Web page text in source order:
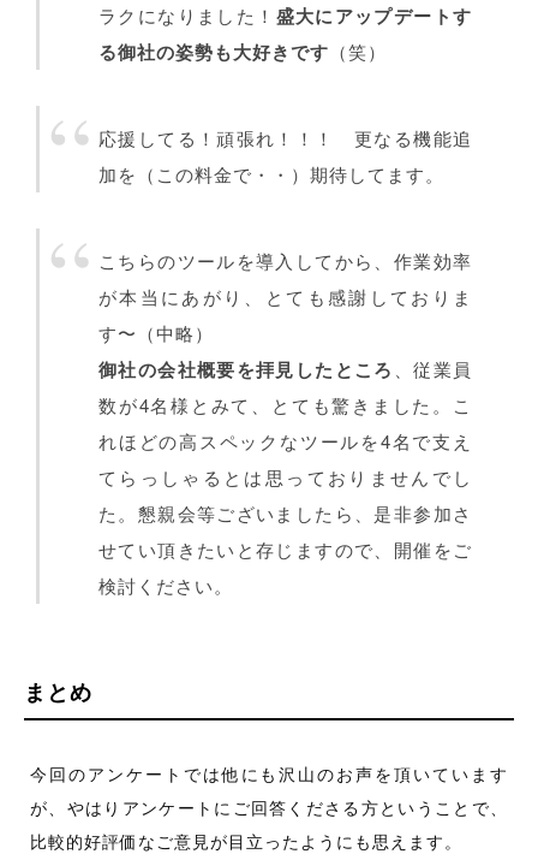
ラクになりました！ 盛大にアップデートす
る御社の姿勢も大好きです （笑）
応援してる！頑張れ！！！ 更なる機能追
加を（この料金で・・）期待してます。
こちらのツールを導入してから、作業効率
が本当にあがり、とても感謝しておりま
す〜（中略）
御社の会社概要を拝見したところ
、従業員
数が4名様とみて、とても驚きました。こ
れほどの高スペックなツールを4名で支え
てらっしゃるとは思っておりませんでし
た。懇親会等ございましたら、是非参加さ
せてい頂きたいと存じますので、開催をご
検討ください。
まとめ
今回のアンケートでは他にも沢山のお声を頂いています
が、やはりアンケートにご回答くださる方ということで、
比較的好評価なご意見が目立ったようにも思えます。